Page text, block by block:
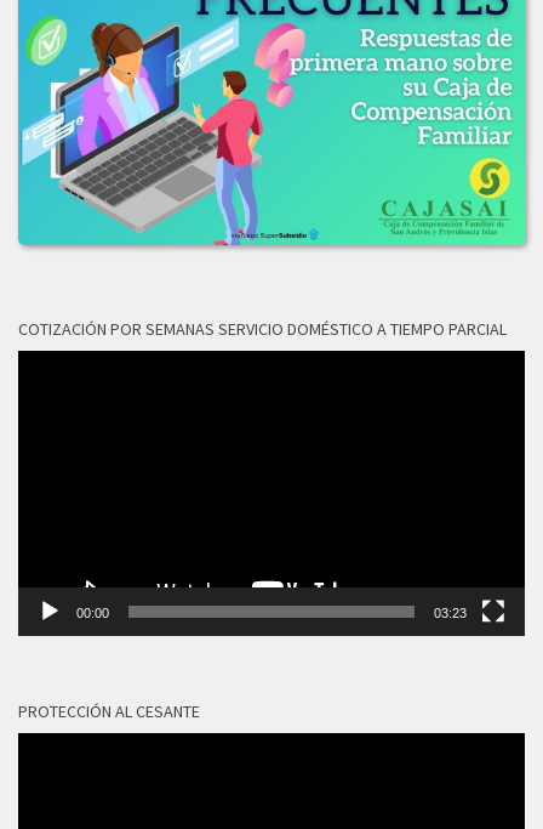
LICITACION_DE_OFERTAS_002-2019.pdf
LICITACION_DE_OFERTAS_No_003-2019.PDF
2018
LICITACION_OFERTAS_No_006-2018.pdf
COTIZACIÓN POR SEMANAS SERVICIO DOMÉSTICO A TIEMPO PARCIAL
00:00 03:23
PROTECCIÓN AL CESANTE